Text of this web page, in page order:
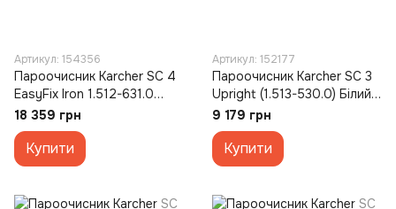
Артикул: 154356
Пароочисник Karcher SC 4
EasyFix Iron 1.512-631.0
Білий Чорний (White Black)
18 359 грн
Купити
Артикул: 152177
Пароочисник Karcher SC 3
Upright (1.513-530.0) Білий
(White)
9 179 грн
Купити